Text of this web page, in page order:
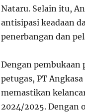
Nataru. Selain itu,
antisipasi keadaan
penerbangan dan
Dengan pembukaan
petugas, PT
memastikan
2024/2025. Dengan